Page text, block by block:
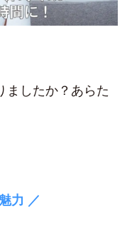
ましたか？あらた
力 ／